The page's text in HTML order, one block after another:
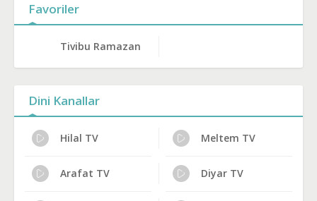
Favoriler
Tivibu Ramazan
Dini Kanallar
Hilal TV Meltem TV
Arafat TV Diyar TV